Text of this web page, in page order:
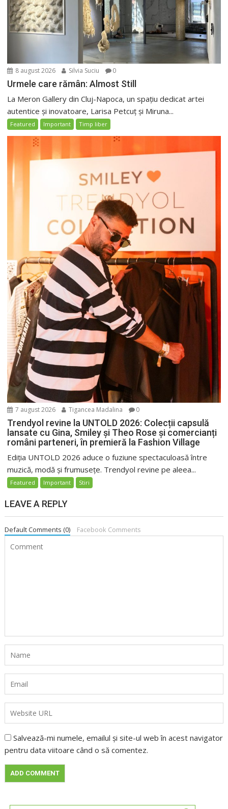
8 august 2026 Silvia Suciu 0
Urmele care rămân: Almost Still
La Meron Gallery din Cluj-Napoca, un spațiu dedicat artei
autentice și inovatoare, Larisa Petcuț și Miruna...
Featured Important Timp liber
7 august 2026 Tigancea Madalina 0
Trendyol revine la UNTOLD 2026: Colecții capsulă
lansate cu Gina, Smiley și Theo Rose și comercianți
români parteneri, în premieră la Fashion Village
Ediția UNTOLD 2026 aduce o fuziune spectaculoasă între
muzică, modă și frumusețe. Trendyol revine pe aleea...
Featured Important Stiri
LEAVE A REPLY
Default Comments (0) Facebook Comments
Salvează-mi numele, emailul și site-ul web în acest navigator
pentru data viitoare când o să comentez.